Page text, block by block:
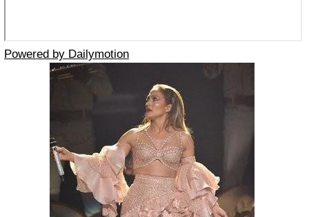
Powered by Dailymotion